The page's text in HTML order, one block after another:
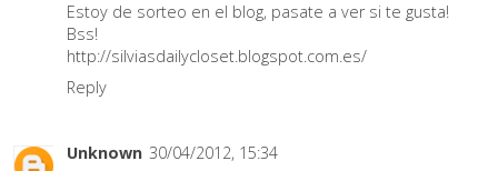
Estoy de sorteo en el blog, pasate a ver si te gusta!
Bss!
http://silviasdailycloset.blogspot.com.es/
Reply
Unknown 30/04/2012, 15:34